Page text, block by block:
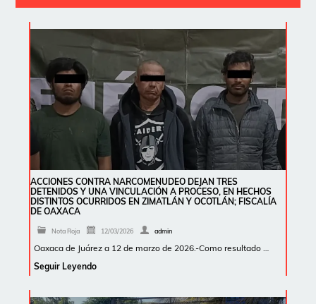
ACCIONES CONTRA NARCOMENUDEO DEJAN TRES
DETENIDOS Y UNA VINCULACIÓN A PROCESO, EN HECHOS
DISTINTOS OCURRIDOS EN ZIMATLÁN Y OCOTLÁN; FISCALÍA
DE OAXACA
Nota Roja 12/03/2026 admin
Oaxaca de Juárez a 12 de marzo de 2026.-Como resultado …
Seguir Leyendo